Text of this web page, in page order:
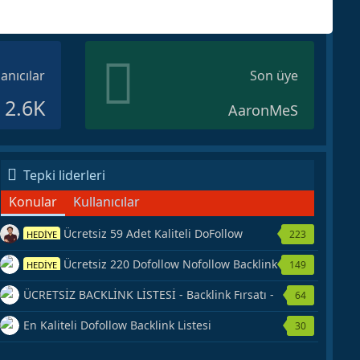
2.6K
Son üye
AaronMeS
Tepki liderleri
Konular
Kullanıcılar
HEDİYE Ücretsiz 59 Adet Kaliteli DoFollow
Backlink Kaynağı Veriyorum.
223
HEDİYE Ücretsiz 220 Dofollow Nofollow Backlink
Veriyorum
149
ÜCRETSİZ BACKLİNK LİSTESİ - Backlink Fırsatı -
Hemen Yetiş!
64
En Kaliteli Dofollow Backlink Listesi 30